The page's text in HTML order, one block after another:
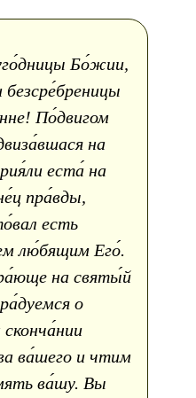
Бо́жии,
По́двигом
на
еста́ на
пра́вды,
есть
лю́бящим Его́.
на святы́й
о
сконча́нии
ва́шего и чтим
ва́шу. Вы